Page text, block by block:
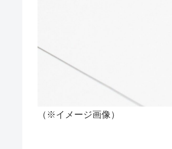
（※イメージ画像）